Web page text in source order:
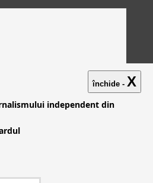
închide - X
independent din